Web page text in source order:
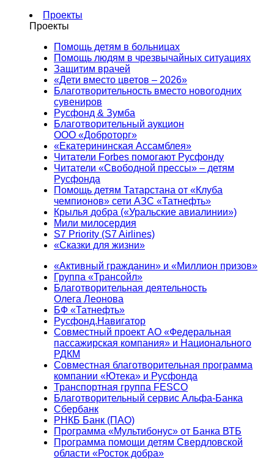
Проекты
Проекты
Помощь детям в больницах
Помощь людям в чрезвычайных ситуациях
Защитим врачей
«Дети вместо цветов – 2026»
Благотворительность вместо новогодних
сувениров
Русфонд & Зумба
Благотворительный аукцион
ООО «Доброторг»
«Екатерининская Ассамблея»
Читатели Forbes помогают Русфонду
Читатели «Свободной прессы» – детям
Русфонда
Помощь детям Татарстана от «Клуба
чемпионов» сети АЗС «Татнефть»
Крылья добра («Уральские авиалинии»)
Мили милосердия
S7 Priority (S7 Airlines)
«Сказки для жизни»
«Активный гражданин» и «Миллион призов»
Группа «Трансойл»
Благотворительная деятельность
Олега Леонова
БФ «Татнефть»
Русфонд.Навигатор
Совместный проект АО «Федеральная
пассажирская компания» и Национального
РДКМ
Совместная благотворительная программа
компании «Ютека» и Русфонда
Транспортная группа FESCO
Благотворительный сервис Альфа-Банка
Сбербанк
РНКБ Банк (ПАО)
Программа «Мультибонус» от Банка ВТБ
Программа помощи детям Свердловской
области «Росток добра»